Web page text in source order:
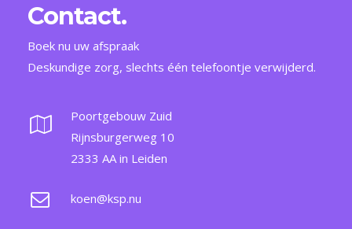
Contact.
Boek nu uw afspraak
Deskundige zorg, slechts één telefoontje verwijderd.
Poortgebouw Zuid
Rijnsburgerweg 10
2333 AA in Leiden
koen@ksp.nu